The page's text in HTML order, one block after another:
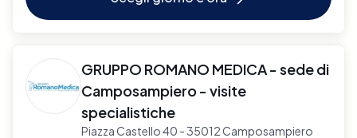
GRUPPO ROMANO MEDICA - sede di
Camposampiero - visite
specialistiche
Piazza Castello 40 - 35012 Camposampiero